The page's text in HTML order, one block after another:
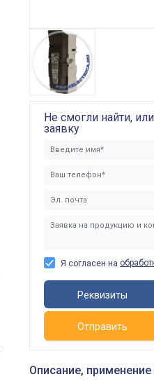
Не смогли найти,
заявку
Я согласен на
Реквизиты
Отправить
Описание, применение